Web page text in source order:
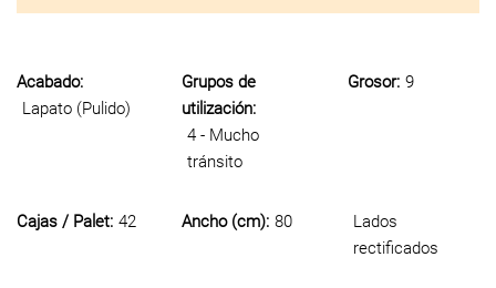
Acabado:
Lapato (Pulido)
Grupos de
utilización:
4 - Mucho
tránsito
Grosor: 9
Cajas / Palet: 42 Ancho (cm): 80
Lados
rectificados